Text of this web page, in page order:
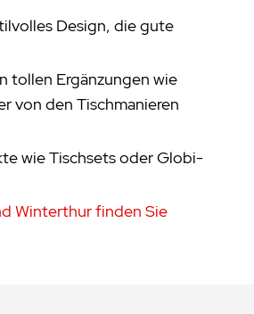
Design, die gute
tollen Ergänzungen wie
von den Tischmanieren
wie Tischsets oder Globi-
Winterthur finden Sie